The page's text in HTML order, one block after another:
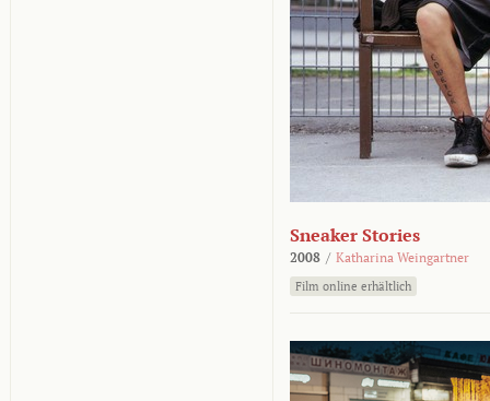
Sneaker Stories
2008 / Katharina Weingartner
Film online erhältlich